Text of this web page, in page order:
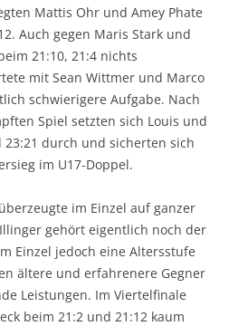
Mattis Ohr und Amey Phate
Auch gegen Maris Stark und
21:10, 21:4 nichts
mit Sean Wittmer und Marco
schwierigere Aufgabe. Nach
Spiel setzten sich Louis und
23:21 durch und sicherten sich
im U17-Doppel.
im Einzel auf ganzer
gehört eigentlich noch der
Einzel jedoch eine Altersstufe
ältere und erfahrenere Gegner
Leistungen. Im Viertelfinale
beim 21:2 und 21:12 kaum